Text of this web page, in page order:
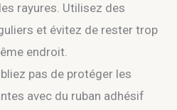
rayures. Utilisez des
et évitez de rester trop
endroit.
pas de protéger les
avec du ruban adhésif